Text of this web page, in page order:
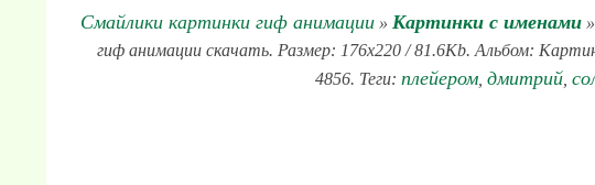
Смайлики картинки гиф анимации » Картинки с именами
гиф анимации скачать. Размер: 176x220 / 81.6Kb. Альбом:
4856. Теги: плейером, дмитрий,